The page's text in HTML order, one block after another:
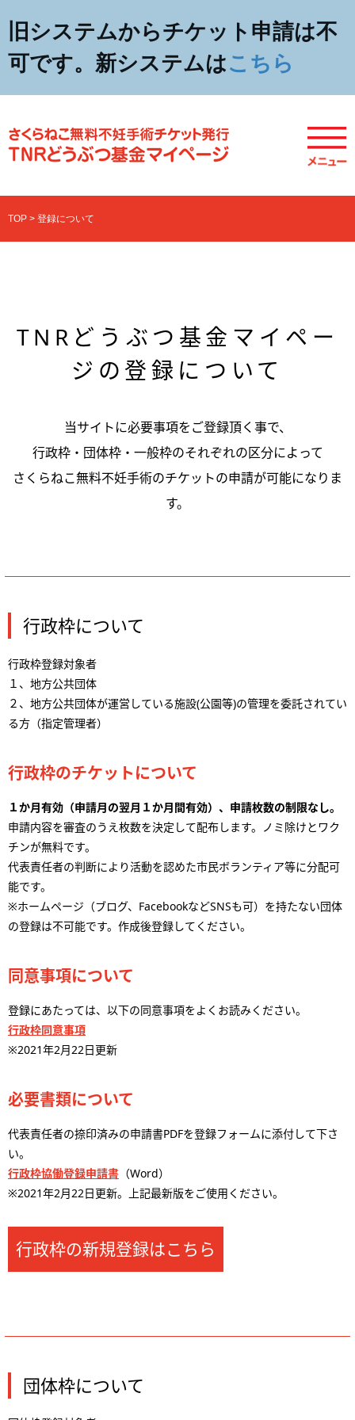
テ
ツ
ス
キ
旧システムからチケット申請は不
可です。新システムはこちら
TOP > 登録について
TNRどうぶつ基金マイペー
ジの登録について
当サイトに必要事項をご登録頂く事で、
行政枠・団体枠・一般枠のそれぞれの区分によって
さくらねこ無料不妊手術のチケットの申請が可能になりま
す。
行政枠について
行政枠登録対象者
１、地方公共団体
２、地方公共団体が運営している施設(公園等)の管理を委託されてい
る方（指定管理者）
行政枠のチケットについて
１か月有効（申請月の翌月１か月間有効）、申請枚数の制限なし。
申請内容を審査のうえ枚数を決定して配布します。ノミ除けとワク
チンが無料です。
代表責任者の判断により活動を認めた市民ボランティア等に分配可
能です。
※ホームページ（ブログ、FacebookなどSNSも可）を持たない団体
の登録は不可能です。作成後登録してください。
同意事項について
登録にあたっては、以下の同意事項をよくお読みください。
行政枠同意事項
※2021年2月22日更新
必要書類について
代表責任者の捺印済みの申請書PDFを登録フォームに添付して下さ
い。
行政枠協働登録申請書 （Word）
※2021年2月22日更新。上記最新版をご使用ください。
行政枠の新規登録はこちら
団体枠について